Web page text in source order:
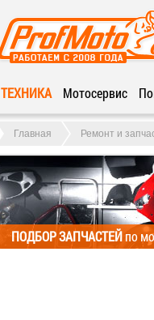
ТЕХНИКА Мотосервис
Главная Ремонт и
ПОДБОР ЗАПЧАСТЕЙпо